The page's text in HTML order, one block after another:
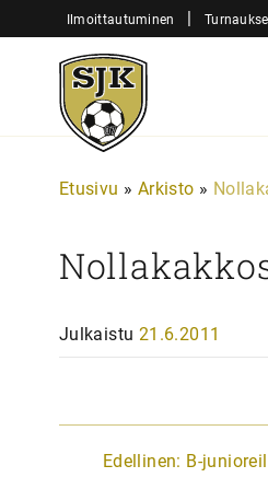
sisältöön
Ilmoittautuminen |
Sjk-
Juniorit
Etusivu » Arkisto »
Julkaistu 21.6.2011
A
Edellinen: B-